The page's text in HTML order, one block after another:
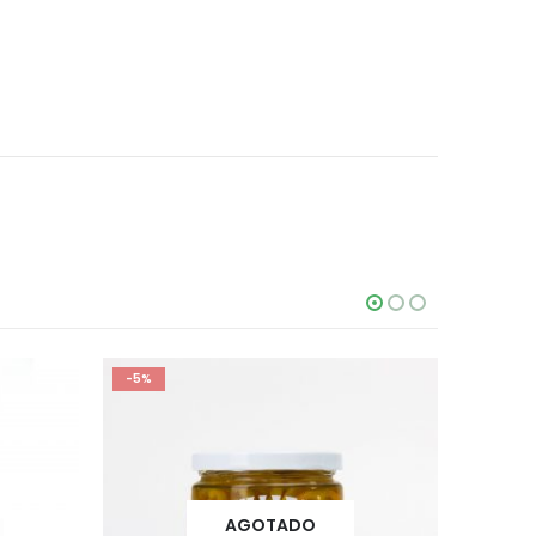
-5%
AGOTADO